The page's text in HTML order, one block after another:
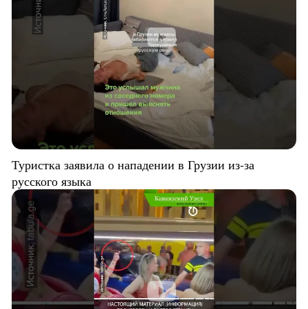
Туристка заявила о нападении в Грузии из-за
русского языка